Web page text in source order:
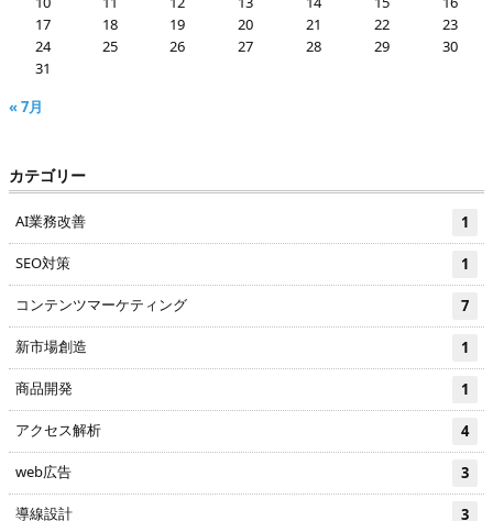
17
18 19 20 21 22
23
24
25 26 27 28 29
30
31
« 7月
カテゴリー
AI業務改善 1
SEO対策 1
コンテンツマーケティング 7
新市場創造 1
商品開発 1
アクセス解析 4
web広告 3
導線設計 3